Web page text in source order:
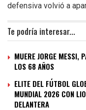
defensiva volvió a
Te podría interesar...
MUERE JORGE MESSI,
LOS 68 AÑOS
ELITE DEL FÚTBOL
MUNDIAL 2026 CON
DELANTERA